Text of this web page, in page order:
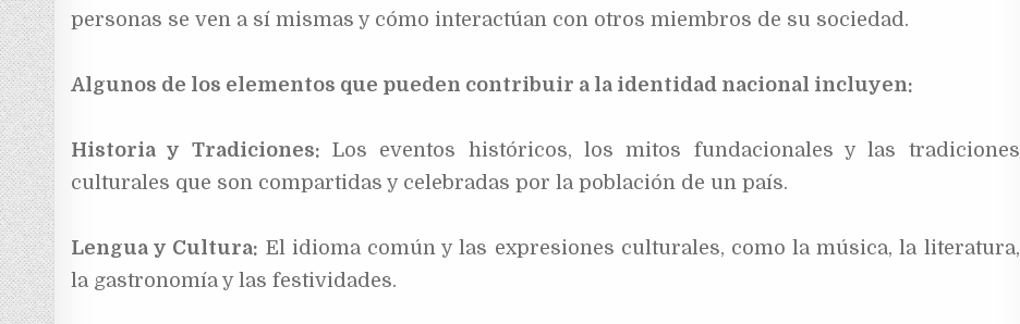
personas se ven a sí mismas y cómo interactúan con otros miembros de su sociedad.
Algunos de los elementos que pueden contribuir a la identidad nacional incluyen:
Historia y Tradiciones: Los eventos históricos, los mitos fundacionales y las tradiciones
culturales que son compartidas y celebradas por la población de un país.
Lengua y Cultura: El idioma común y las expresiones culturales, como la música, la literatura,
la gastronomía y las festividades.